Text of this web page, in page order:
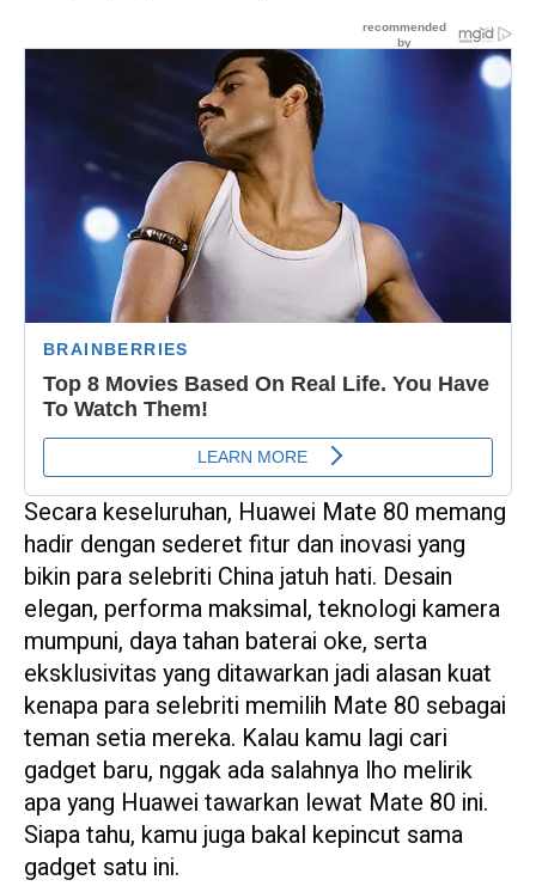
Secara keseluruhan, Huawei Mate 80 memang
hadir dengan sederet fitur dan inovasi yang
bikin para selebriti China jatuh hati. Desain
elegan, performa maksimal, teknologi kamera
mumpuni, daya tahan baterai oke, serta
eksklusivitas yang ditawarkan jadi alasan kuat
kenapa para selebriti memilih Mate 80 sebagai
teman setia mereka. Kalau kamu lagi cari
gadget baru, nggak ada salahnya lho melirik
apa yang Huawei tawarkan lewat Mate 80 ini.
Siapa tahu, kamu juga bakal kepincut sama
gadget satu ini.